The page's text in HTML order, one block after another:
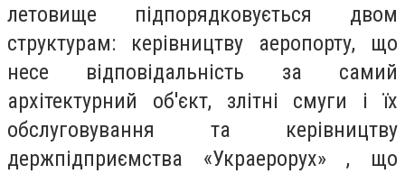
летовище підпорядковується двом
структурам: керівництву аеропорту, що
несе відповідальність за самий
архітектурний об'єкт, злітні смуги і їх
обслуговування та керівництву
держпідприємства «Украерорух» , що